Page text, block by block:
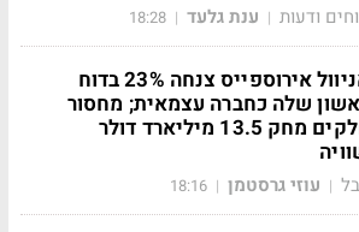
ודעות | ענת גלעד |
18:28
האניוול אירוספייס צנחה 23% בדוח
שלה כחברה עצמאית; מחסור
בחלקים מחק 13.5 מיליארד דולר
| עוזי גרסטמן |
18:16